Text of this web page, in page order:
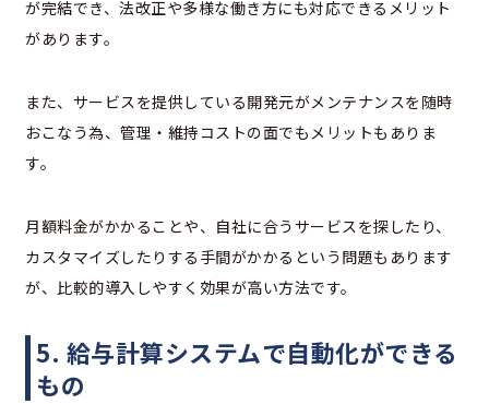
が完結でき、法改正や多様な働き方にも対応できるメリット
があります。
また、サービスを提供している開発元がメンテナンスを随時
おこなう為、管理・維持コストの面でもメリットもありま
す。
月額料金がかかることや、自社に合うサービスを探したり、
カスタマイズしたりする手間がかかるという問題もあります
が、比較的導入しやすく効果が高い方法です。
5. 給与計算システムで自動化ができる
もの